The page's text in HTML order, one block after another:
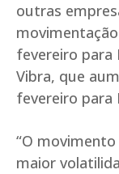
outras
fevereiro para
Vibra, que
fevereiro para
“O
maior